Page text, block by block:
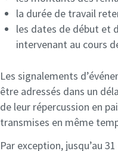
la durée de travail
les dates de début et
intervenant au cours
Les signalements
être adressés dans un
de leur répercussion en
transmises en même
Par exception, jusqu’au